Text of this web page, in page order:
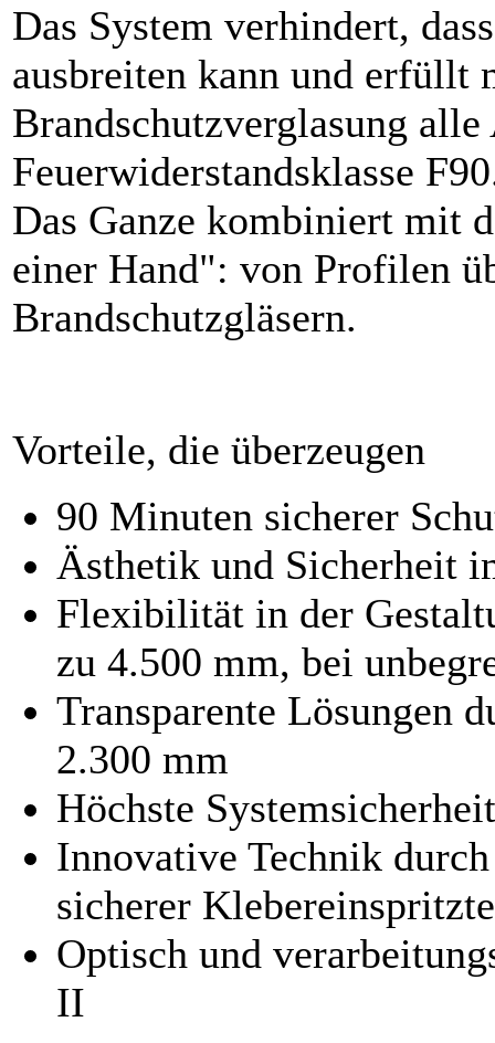
Das System verhindert,
ausbreiten kann und erfüllt
Brandschutzverglasung
Feuerwiderstandsklasse
Das Ganze kombiniert mit
einer Hand": von Profilen
Brandschutzgläsern.
Vorteile, die überzeugen
90 Minuten sicherer
Ästhetik und Sicherheit
Flexibilität in der
zu 4.500 mm, bei
Transparente Lösungen
2.300 mm
Höchste
Innovative Technik
sicherer
Optisch und
II